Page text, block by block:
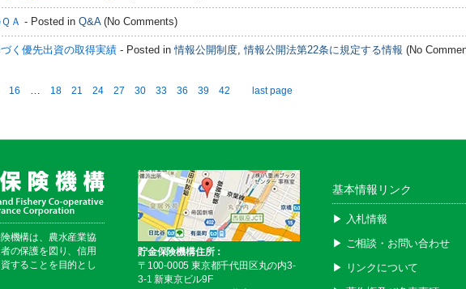
Ａ - Posted in Q&A(No Comments)
く優先出資の取得実績 - Posted in情報公開制度,情報公開法第22条に規定する情報 (No
16 … 18 21 24 27 30 33 36 39 42 last page
機構は、農水産業協
の保護を図り、信用
することを目的とし
貯金保険機構住所：
〒100-0005 東京都千代田区丸の内3-
3-1 新東京ビル9F
基本情報リンク
▶︎ 入札情報
▶︎ ご相談・お問い合わせ
▶︎ リンクについて